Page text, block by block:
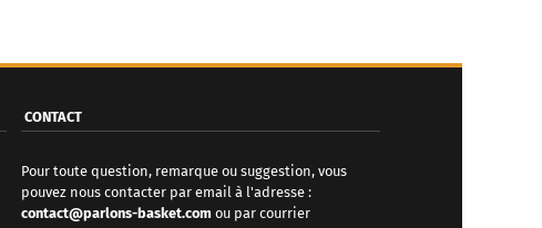
CONTACT
Pour toute question, remarque ou suggestion, vous
pouvez nous contacter par email à l'adresse :
contact@parlons-basket.com ou par courrier